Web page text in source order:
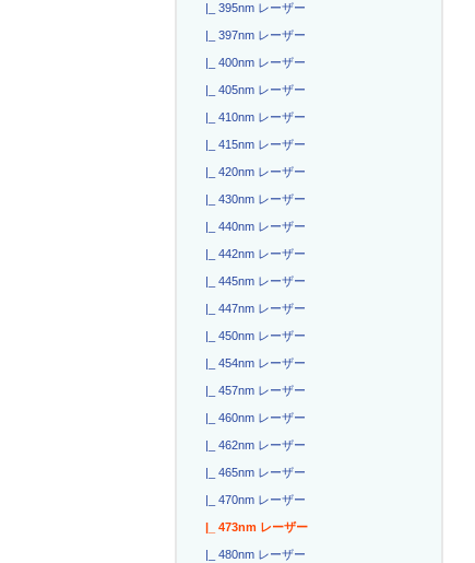
|_ 395nm レーザー
|_ 397nm レーザー
|_ 400nm レーザー
|_ 405nm レーザー
|_ 410nm レーザー
|_ 415nm レーザー
|_ 420nm レーザー
|_ 430nm レーザー
|_ 440nm レーザー
|_ 442nm レーザー
|_ 445nm レーザー
|_ 447nm レーザー
|_ 450nm レーザー
|_ 454nm レーザー
|_ 457nm レーザー
|_ 460nm レーザー
|_ 462nm レーザー
|_ 465nm レーザー
|_ 470nm レーザー
|_ 473nm レーザー
|_ 480nm レーザー